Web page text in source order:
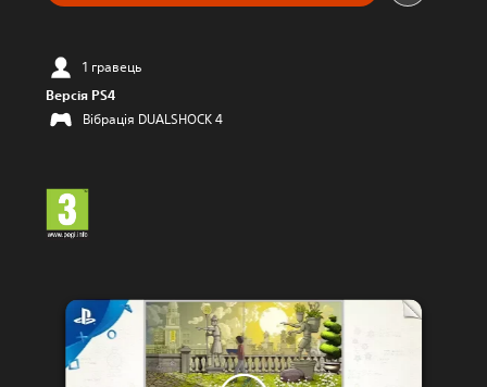
1 гравець
Версія PS4
Вібрація DUALSHOCK 4